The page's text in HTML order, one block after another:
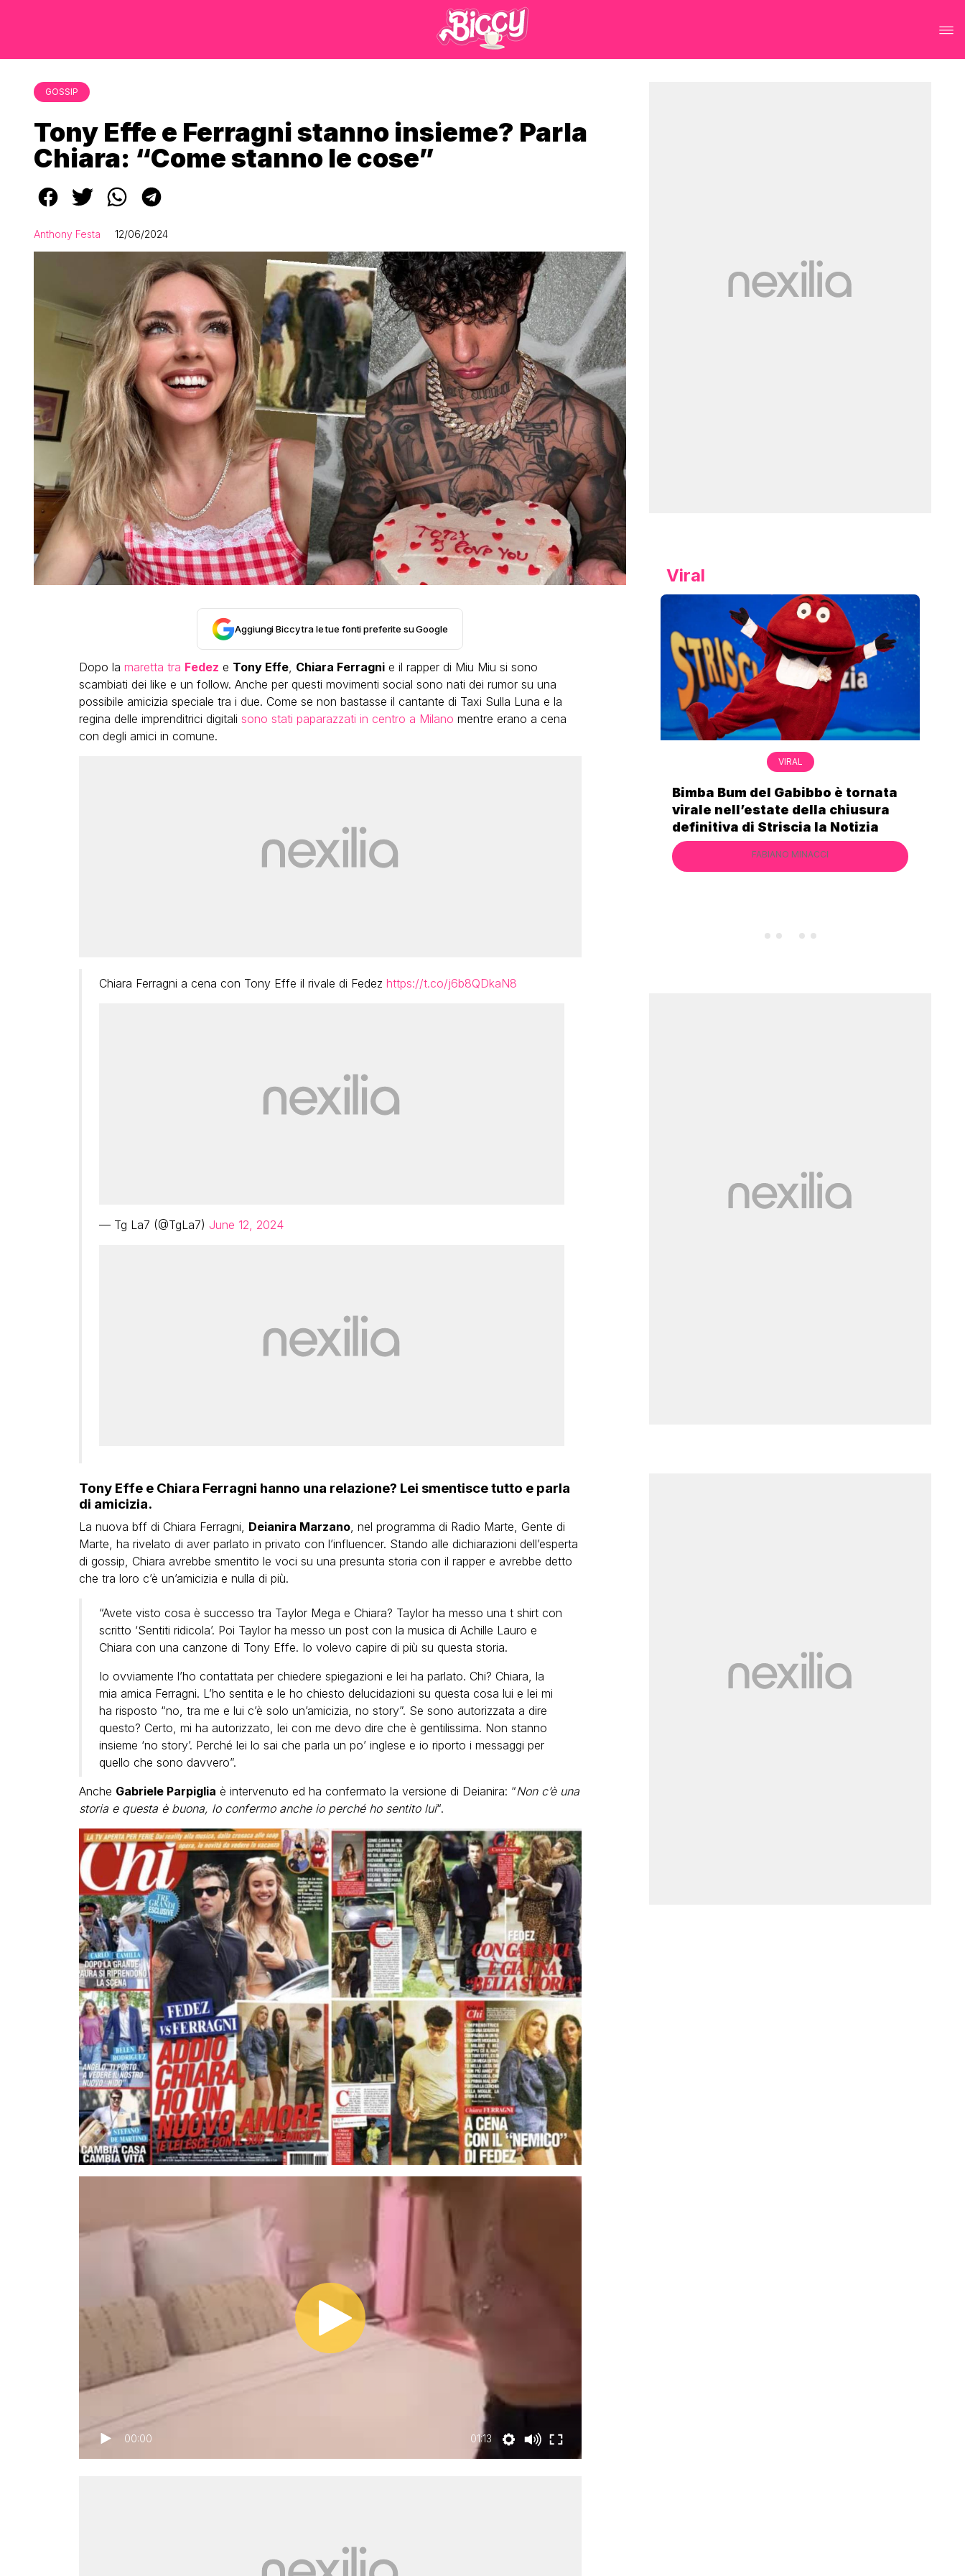
GOSSIP
Tony Effe e Ferragni stanno insieme? Parla
Chiara: “Come stanno le cose”
Anthony Festa 12/06/2024
Aggiungi Biccy tra le tue fonti preferite su Google
Dopo la maretta tra Fedez e Tony Effe, Chiara Ferragnie il rapper di Miu Miu si sono
scambiati dei like e un follow. Anche per questi movimenti social sono nati dei rumor su una
possibile amicizia speciale tra i due. Come se non bastasse il cantante di Taxi Sulla Luna e la
regina delle imprenditrici digitali sono stati paparazzati in centro a Milano mentre erano a cena
con degli amici in comune.
Chiara Ferragni a cena con Tony Effe il rivale di Fedez https://t.co/j6b8QDkaN8
— Tg La7 (@TgLa7) June 12, 2024
Tony Effe e Chiara Ferragni hanno una relazione? Lei smentisce tutto e parla
di amicizia.
La nuova bff di Chiara Ferragni, Deianira Marzano, nel programma di Radio Marte, Gente di
Marte, ha rivelato di aver parlato in privato con l’influencer. Stando alle dichiarazioni dell’esperta
di gossip, Chiara avrebbe smentito le voci su una presunta storia con il rapper e avrebbe detto
che tra loro c’è un’amicizia e nulla di più.
“Avete visto cosa è successo tra Taylor Mega e Chiara? Taylor ha messo una t shirt con
scritto ‘Sentiti ridicola’. Poi Taylor ha messo un post con la musica di Achille Lauro e
Chiara con una canzone di Tony Effe. Io volevo capire di più su questa storia.
Io ovviamente l’ho contattata per chiedere spiegazioni e lei ha parlato. Chi? Chiara, la
mia amica Ferragni. L’ho sentita e le ho chiesto delucidazioni su questa cosa lui e lei mi
ha risposto “no, tra me e lui c’è solo un’amicizia, no story”. Se sono autorizzata a dire
questo? Certo, mi ha autorizzato, lei con me devo dire che è gentilissima. Non stanno
insieme ‘no story’. Perché lei lo sai che parla un po’ inglese e io riporto i messaggi per
quello che sono davvero”.
Anche Gabriele Parpiglia è intervenuto ed ha confermato la versione di Deianira: “Non c’è una
storia e questa è buona, lo confermo anche io perché ho sentito lui“.
00:00 01:13
Viral
VIRAL
Bimba Bum del Gabibbo è tornata
virale nell’estate della chiusura
definitiva di Striscia la Notizia
FABIANO MINACCI